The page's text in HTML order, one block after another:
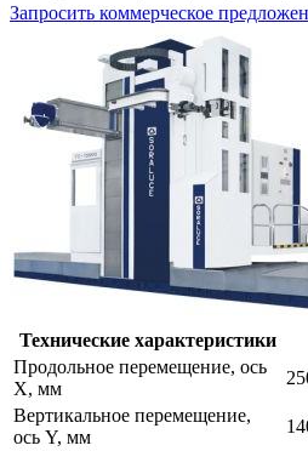
Запросить коммерческое
Технические характеристики
Продольное перемещение, ось
Х, мм
Вертикальное перемещение,
ось Y, мм